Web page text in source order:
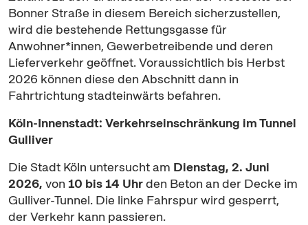
Bonner Straße in diesem Bereich sicherzustellen,
wird die bestehende Rettungsgasse für
Anwohner*innen, Gewerbetreibende und deren
Lieferverkehr geöffnet. Voraussichtlich bis Herbst
2026 können diese den Abschnitt dann in
Fahrtrichtung stadteinwärts befahren.
Köln-Innenstadt: Verkehrseinschränkung im Tunnel
Gulliver
Die Stadt Köln untersucht am Dienstag, 2. Juni
2026, von 10 bis 14 Uhrden Beton an der Decke im
Gulliver-Tunnel. Die linke Fahrspur wird gesperrt,
der Verkehr kann passieren.